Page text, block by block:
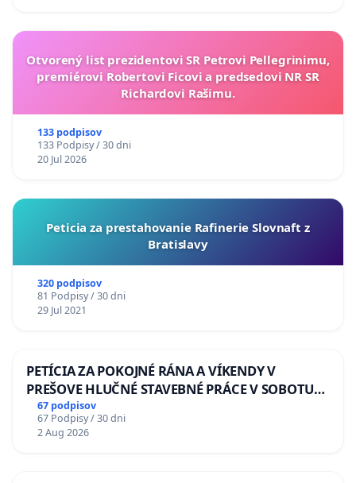
Otvorený list prezidentovi SR Petrovi Pellegrinimu,
premiérovi Robertovi Ficovi a predsedovi NR SR
Richardovi Rašimu.
133 podpisov
133 Podpisy / 30 dni
20 Jul 2026
Peticia za prestahovanie Rafinerie Slovnaft z
Bratislavy
320 podpisov
81 Podpisy / 30 dni
29 Jul 2021
PETÍCIA ZA POKOJNÉ RÁNA A VÍKENDY V
PREŠOVE HLUČNÉ STAVEBNÉ PRÁCE V SOBOTU
LEN OD 9.00 DO 13.00 HOD., CEZ PRACOVNÝ
TÝŽDEŇ CIEĽ 8.00 – 18.00 HOD. A PRAVIDELNÁ
KONTROLA STAVBY C-AREA NA
67 podpisov
67 Podpisy / 30 dni
2 Aug 2026